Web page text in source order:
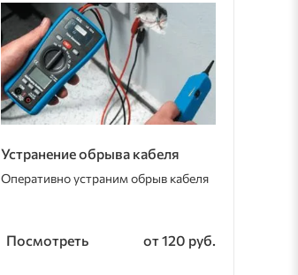
Устранение обрыва кабеля
Оперативно устраним обрыв кабеля
Посмотреть от 120 руб.